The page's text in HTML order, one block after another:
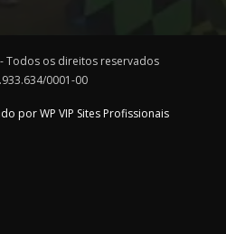
Todos os direitos reservados
0001-00
por WP VIP Sites Profissionais